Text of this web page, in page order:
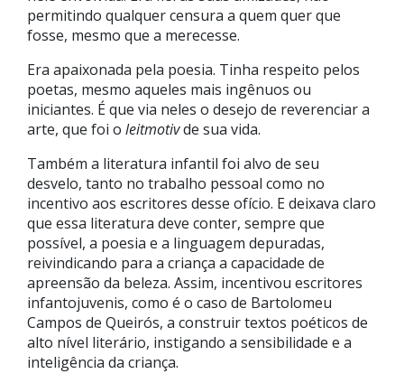
permitindo qualquer censura a quem quer que
fosse, mesmo que a merecesse.
Era apaixonada pela poesia. Tinha respeito pelos
poetas, mesmo aqueles mais ingênuos ou
iniciantes. É que via neles o desejo de reverenciar a
arte, que foi o leitmotivde sua vida.
Também a literatura infantil foi alvo de seu
desvelo, tanto no trabalho pessoal como no
incentivo aos escritores desse ofício. E deixava claro
que essa literatura deve conter, sempre que
possível, a poesia e a linguagem depuradas,
reivindicando para a criança a capacidade de
apreensão da beleza. Assim, incentivou escritores
infantojuvenis, como é o caso de Bartolomeu
Campos de Queirós, a construir textos poéticos de
alto nível literário, instigando a sensibilidade e a
inteligência da criança.